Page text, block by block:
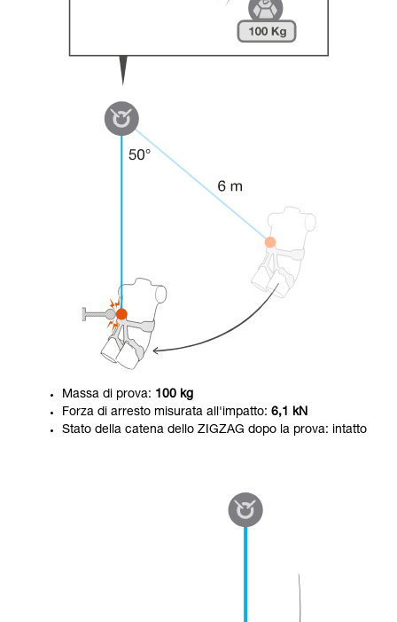
Massa di prova: 100 kg
Forza di arresto misurata all'impatto: 6,1 kN
Stato della catena dello ZIGZAG dopo la prova: intatto